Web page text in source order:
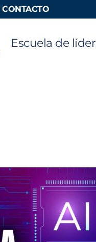
CONTACTO
Escuela de